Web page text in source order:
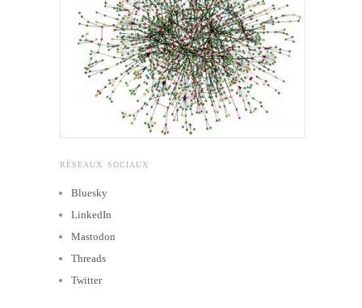
RÉSEAUX SOCIAUX
Bluesky
LinkedIn
Mastodon
Threads
Twitter